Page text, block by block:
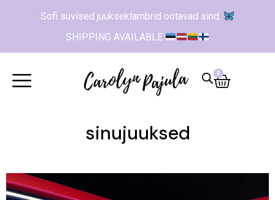
Sofi suvised juukseklambrid ootavad sind.
SHIPPING AVAILABLE
0
sinujuuksed